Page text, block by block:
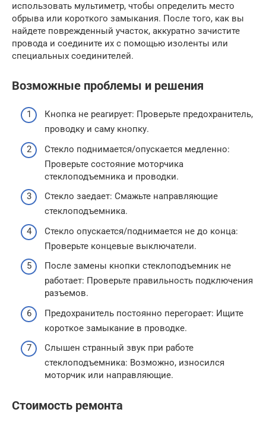
использовать мультиметр, чтобы определить место
обрыва или короткого замыкания. После того, как вы
найдете поврежденный участок, аккуратно зачистите
провода и соедините их с помощью изоленты или
специальных соединителей.
Возможные проблемы и решения
Кнопка не реагирует: Проверьте предохранитель,
проводку и саму кнопку.
Стекло поднимается/опускается медленно:
Проверьте состояние моторчика
стеклоподъемника и проводки.
Стекло заедает: Смажьте направляющие
стеклоподъемника.
Стекло опускается/поднимается не до конца:
Проверьте концевые выключатели.
После замены кнопки стеклоподъемник не
работает: Проверьте правильность подключения
разъемов.
Предохранитель постоянно перегорает: Ищите
короткое замыкание в проводке.
Слышен странный звук при работе
стеклоподъемника: Возможно, износился
моторчик или направляющие.
Стоимость ремонта